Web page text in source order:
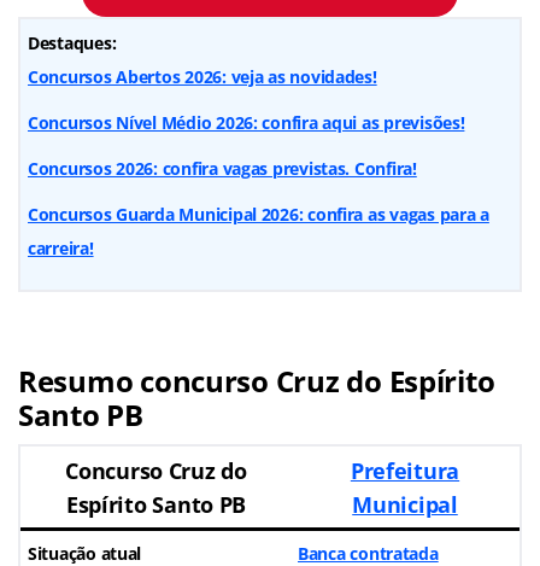
Destaques:
Concursos Abertos 2026: veja as novidades!
Concursos Nível Médio 2026: confira aqui as previsões!
Concursos 2026: confira vagas previstas. Confira!
Concursos Guarda Municipal 2026: confira as vagas para a
carreira!
Resumo concurso Cruz do Espírito
Santo PB
Concurso Cruz do
Espírito Santo PB
Prefeitura
Municipal
Situação atual Banca contratada